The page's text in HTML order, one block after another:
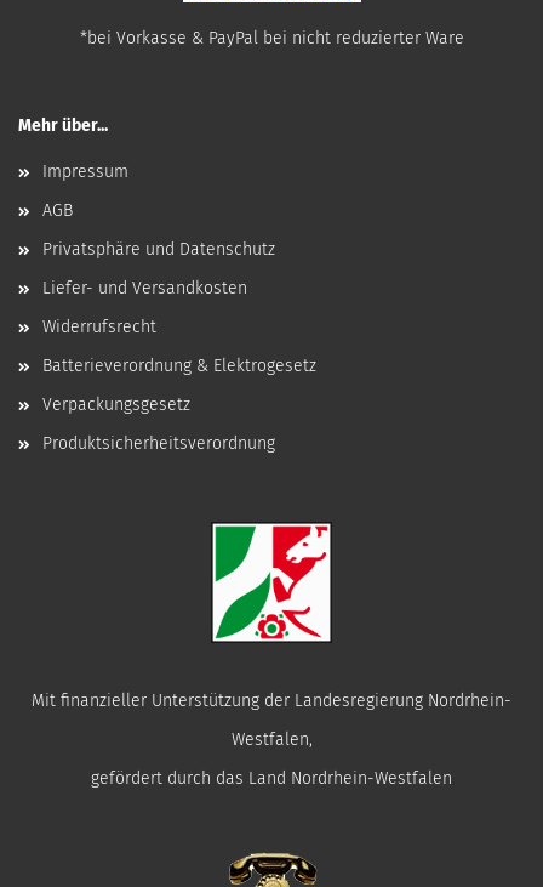
*bei Vorkasse & PayPal bei nicht reduzierter Ware
Mehr über...
Impressum
AGB
Privatsphäre und Datenschutz
Liefer- und Versandkosten
Widerrufsrecht
Batterieverordnung & Elektrogesetz
Verpackungsgesetz
Produktsicherheitsverordnung
Mit finanzieller Unterstützung der Landesregierung Nordrhein-
Westfalen,
gefördert durch das Land Nordrhein-Westfalen